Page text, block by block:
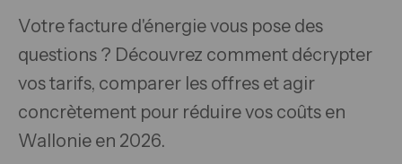
Votre facture d'énergie vous pose des
questions ? Découvrez comment décrypter
vos tarifs, comparer les offres et agir
concrètement pour réduire vos coûts en
Wallonie en 2026.